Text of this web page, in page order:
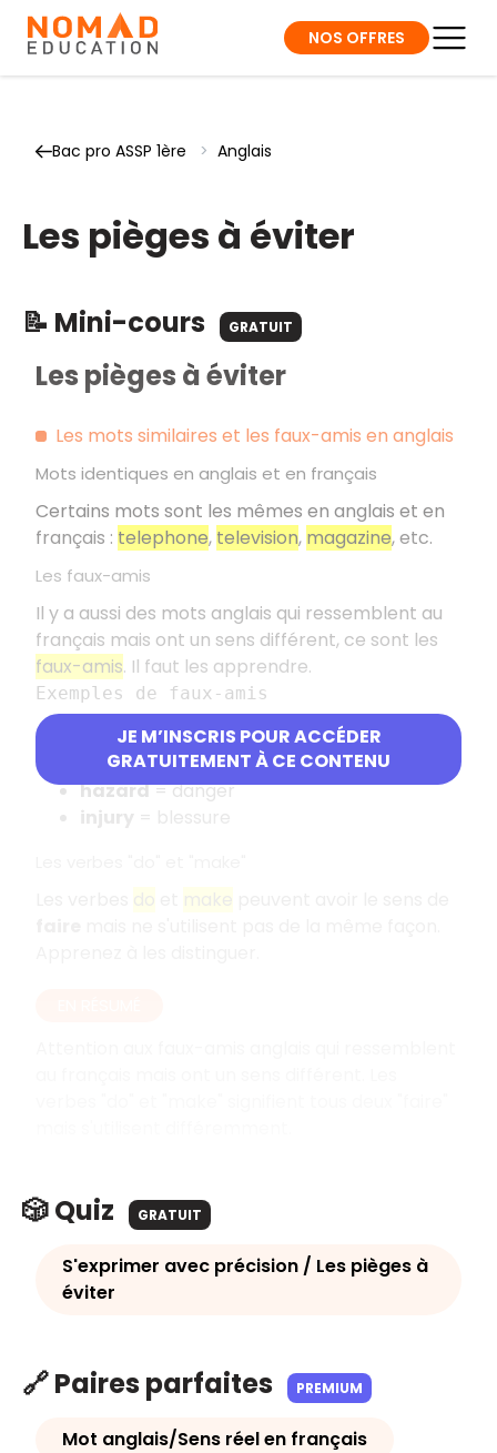
NOS OFFRES
Bac pro ASSP 1ère > Anglais
Les pièges à éviter
📝 Mini-cours GRATUIT
JE M’INSCRIS POUR ACCÉDER
GRATUITEMENT À CE CONTENU
Les pièges à éviter
Les mots similaires et les faux-amis en anglais
Mots identiques en anglais et en français
Certains mots sont les mêmes en anglais et en
français : telephone, television, magazine, etc.
Les faux-amis
Il y a aussi des mots anglais qui ressemblent au
français mais ont un sens différent, ce sont les
faux-amis. Il faut les apprendre.
Exemples de faux-amis
actually= en fait, en réalité
a delay= un retard
hazard= danger
injury = blessure
🎲 Quiz GRATUIT
S'exprimer avec précision / Les pièges à
éviter
🔗 Paires parfaites PREMIUM
Mot anglais/Sens réel en français